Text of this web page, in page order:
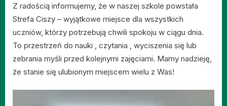
Z radością informujemy, że w naszej szkole powstała
Strefa Ciszy – wyjątkowe miejsce dla wszystkich
uczniów, którzy potrzebują chwili spokoju w ciągu dnia.
To przestrzeń do nauki , czytania , wyciszenia się lub
zebrania myśli przed kolejnymi zajęciami. Mamy nadzieję,
że stanie się ulubionym miejscem wielu z Was!